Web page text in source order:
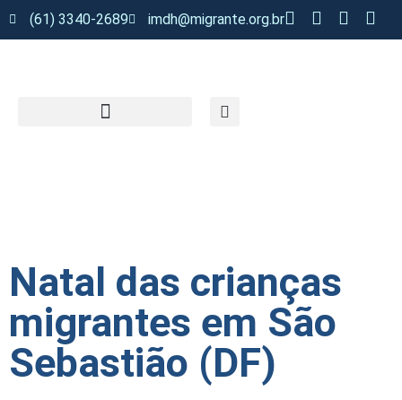
(61) 3340-2689 imdh@migrante.org.br
Natal das crianças
migrantes em São
Sebastião (DF)